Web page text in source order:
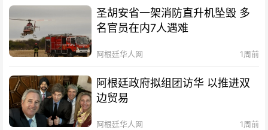
圣胡安省一架消防直升机坠毁 多
名官员在内7人遇难
阿根廷华人网 1周前
阿根廷政府拟组团访华 以推进双
边贸易
阿根廷华人网 1周前